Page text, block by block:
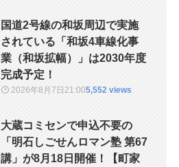
国道2号線の和坂周辺で実施
されている「和坂4車線化事
業（和坂拡幅）」は2030年度
完成予定！
2026年8月7日21:005,552 views
大蔵コミセンで申込不要の
「明石しごせんロマン塾 第67
講」が8月18日開催！【町家